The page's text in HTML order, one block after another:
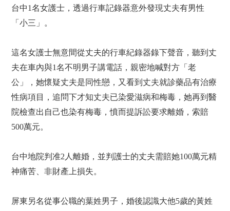
台中1名女護士，透過行車記錄器意外發現丈夫有男性
「小三」。
這名女護士無意間從丈夫的行車紀錄器錄下聲音，聽到丈
夫在車內與1名不明男子講電話，親密地喊對方「老
公」，她懷疑丈夫是同性戀，又看到丈夫就診藥品有治療
性病項目，追問下才知丈夫已染愛滋病和梅毒，她再到醫
院檢查出自己也染有梅毒，憤而提訴訟要求離婚，索賠
500萬元。
台中地院判准2人離婚，並判護士的丈夫需賠她100萬元精
神痛苦、非財產上損失。
屏東另名從事公職的葉姓男子，婚後認識大他5歲的黃姓